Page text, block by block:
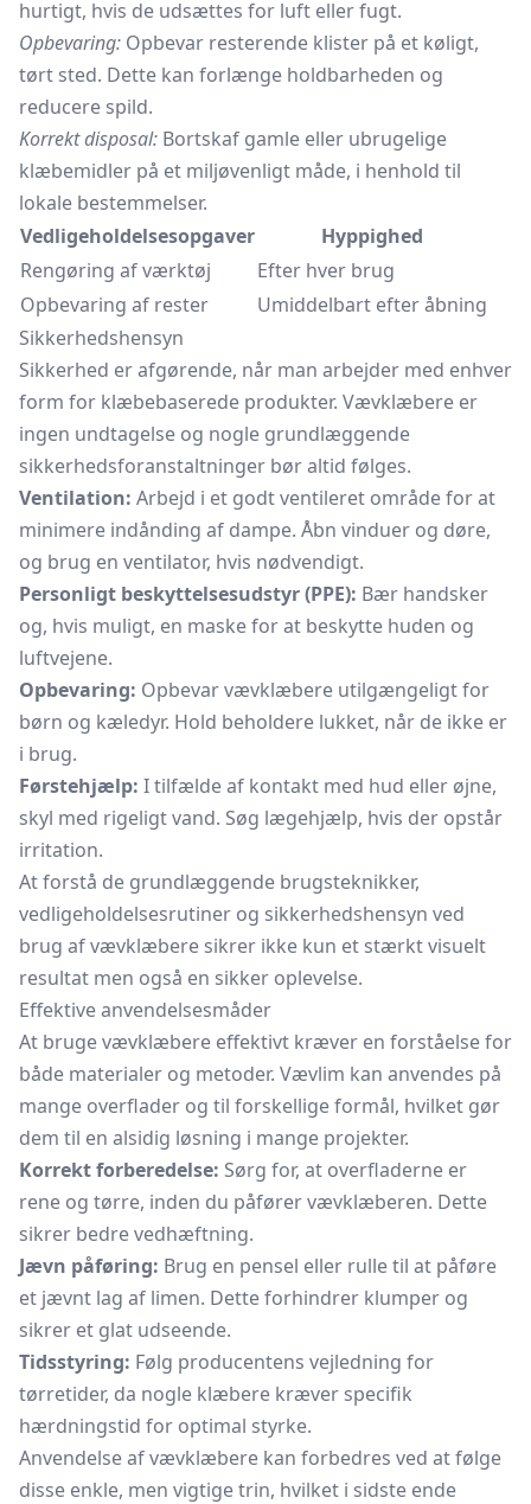
hurtigt, hvis de udsættes for luft eller fugt.
Opbevaring: Opbevar resterende klister på et køligt,
tørt sted. Dette kan forlænge holdbarheden og
reducere spild.
Korrekt disposal: Bortskaf gamle eller ubrugelige
klæbemidler på et miljøvenligt måde, i henhold til
lokale bestemmelser.
Vedligeholdelsesopgaver
Hyppighed
Rengøring af værktøj
Efter hver brug
Opbevaring af rester
Umiddelbart efter åbning
Sikkerhedshensyn
Sikkerhed er afgørende, når man arbejder med enhver
form for klæbebaserede produkter. Vævklæbere er
ingen undtagelse og nogle grundlæggende
sikkerhedsforanstaltninger bør altid følges.
Ventilation: Arbejd i et godt ventileret område for at
minimere indånding af dampe. Åbn vinduer og døre,
og brug en ventilator, hvis nødvendigt.
Personligt beskyttelsesudstyr (PPE): Bær handsker
og, hvis muligt, en maske for at beskytte huden og
luftvejene.
Opbevaring: Opbevar vævklæbere utilgængeligt for
børn og kæledyr. Hold beholdere lukket, når de ikke er
i brug.
Førstehjælp: I tilfælde af kontakt med hud eller øjne,
skyl med rigeligt vand. Søg lægehjælp, hvis der opstår
irritation.
At forstå de grundlæggende brugsteknikker,
vedligeholdelsesrutiner og sikkerhedshensyn ved
brug af vævklæbere sikrer ikke kun et stærkt visuelt
resultat men også en sikker oplevelse.
Effektive anvendelsesmåder
At bruge vævklæbere effektivt kræver en forståelse for
både materialer og metoder. Vævlim kan anvendes på
mange overflader og til forskellige formål, hvilket gør
dem til en alsidig løsning i mange projekter.
Korrekt forberedelse: Sørg for, at overfladerne er
rene og tørre, inden du påfører vævklæberen. Dette
sikrer bedre vedhæftning.
Jævn påføring: Brug en pensel eller rulle til at påføre
et jævnt lag af limen. Dette forhindrer klumper og
sikrer et glat udseende.
Tidsstyring: Følg producentens vejledning for
tørretider, da nogle klæbere kræver specifik
hærdningstid for optimal styrke.
Anvendelse af vævklæbere kan forbedres ved at følge
disse enkle, men vigtige trin, hvilket i sidste ende